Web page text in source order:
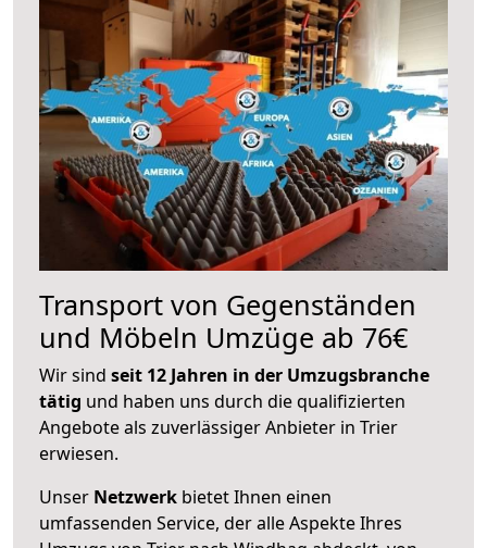
Transport von Gegenständen
und Möbeln Umzüge ab 76€
Wir sind seit 12 Jahren in der Umzugsbranche
tätig und haben uns durch die qualifizierten
Angebote als zuverlässiger Anbieter in Trier
erwiesen.
Unser Netzwerk bietet Ihnen einen
umfassenden Service, der alle Aspekte Ihres